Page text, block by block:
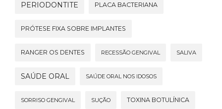
PERIODONTITE PLACA BACTERIANA
PRÓTESE FIXA SOBRE IMPLANTES
RANGER OS DENTES RECESSÃO GENGIVAL SALIVA
SAÚDE ORAL SAÚDE ORAL NOS IDOSOS
SORRISO GENGIVAL SUÇÃO TOXINA BOTULÍNICA